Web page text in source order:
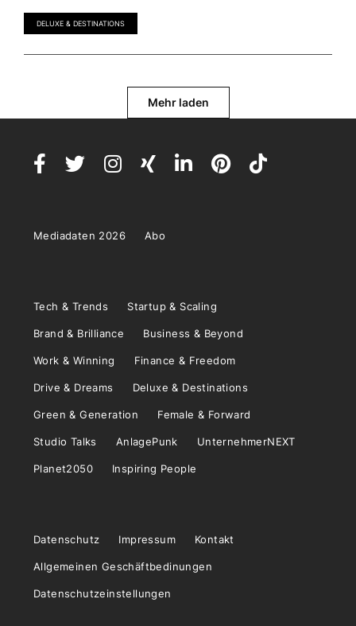
DELUXE & DESTINATIONS
Mehr laden
Mediadaten 2026 Abo
Tech & Trends Startup & Scaling
Brand & Brilliance Business & Beyond
Work & Winning Finance & Freedom
Drive & Dreams Deluxe & Destinations
Green & Generation Female & Forward
Studio Talks AnlagePunk UnternehmerNEXT
Planet2050 Inspiring People
Datenschutz Impressum Kontakt
Allgemeinen Geschäftbedinungen
Datenschutzeinstellungen